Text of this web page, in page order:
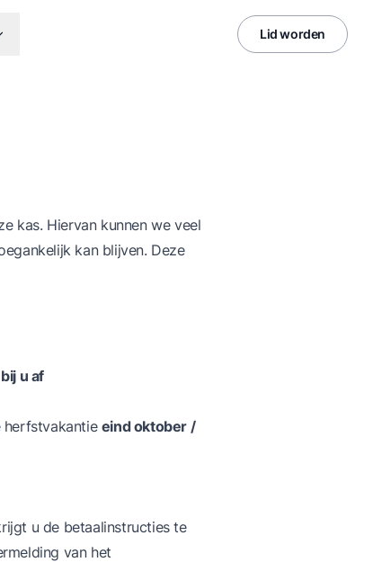
Lid worden
kas. Hiervan kunnen we veel
kan blijven. Deze
u af
herfstvakantie eind oktober /
u de betaalinstructies te
van het